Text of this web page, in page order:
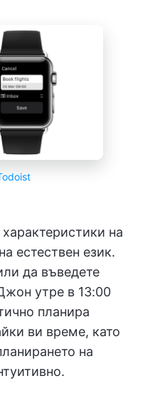
на
естествен език.
да въведете
утре в 13:00
планира
ви време, като
на